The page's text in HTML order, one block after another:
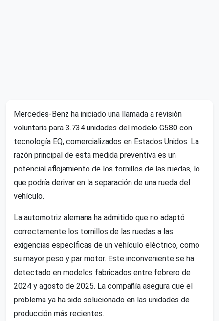
Mercedes-Benz ha iniciado una llamada a revisión
voluntaria para 3.734 unidades del modelo G580 con
tecnología EQ, comercializados en Estados Unidos. La
razón principal de esta medida preventiva es un
potencial aflojamiento de los tornillos de las ruedas, lo
que podría derivar en la separación de una rueda del
vehículo.
La automotriz alemana ha admitido que no adaptó
correctamente los tornillos de las ruedas a las
exigencias específicas de un vehículo eléctrico, como
su mayor peso y par motor. Este inconveniente se ha
detectado en modelos fabricados entre febrero de
2024 y agosto de 2025. La compañía asegura que el
problema ya ha sido solucionado en las unidades de
producción más recientes.